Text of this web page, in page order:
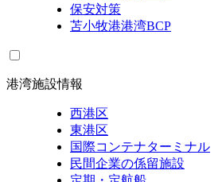
保安対策
苫小牧港港湾BCP
港湾施設情報
西港区
東港区
国際コンテナターミナル
民間企業の係留施設